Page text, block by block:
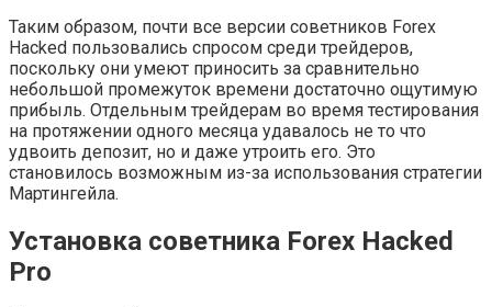
Таким образом, почти все версии советников Forex
Hacked пользовались спросом среди трейдеров,
поскольку они умеют приносить за сравнительно
небольшой промежуток времени достаточно ощутимую
прибыль. Отдельным трейдерам во время тестирования
на протяжении одного месяца удавалось не то что
удвоить депозит, но и даже утроить его. Это
становилось возможным из-за использования стратегии
Мартингейла.
Установка советника Forex Hacked
Pro